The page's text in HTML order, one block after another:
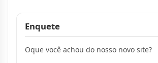
Enquete
Oque você achou do nosso novo site?